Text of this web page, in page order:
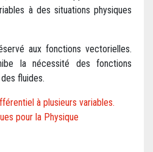
à des situations physiques
aux fonctions vectorielles.
la nécessité des fonctions
fluides.
à plusieurs variables.
pour la Physique